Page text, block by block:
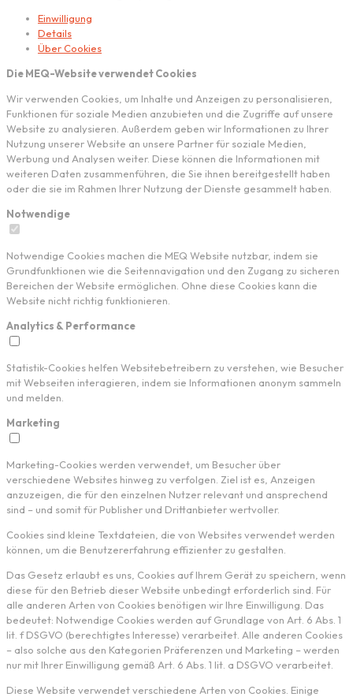
Einwilligung
Details
Über Cookies
Die MEQ-Website verwendet Cookies
Wir verwenden Cookies, um Inhalte und Anzeigen zu personalisieren,
Funktionen für soziale Medien anzubieten und die Zugriffe auf unsere
Website zu analysieren. Außerdem geben wir Informationen zu Ihrer
Nutzung unserer Website an unsere Partner für soziale Medien,
Werbung und Analysen weiter. Diese können die Informationen mit
weiteren Daten zusammenführen, die Sie ihnen bereitgestellt haben
oder die sie im Rahmen Ihrer Nutzung der Dienste gesammelt haben.
Notwendige
Notwendige Cookies machen die MEQ Website nutzbar, indem sie
Grundfunktionen wie die Seitennavigation und den Zugang zu sicheren
Bereichen der Website ermöglichen. Ohne diese Cookies kann die
Website nicht richtig funktionieren.
Analytics & Performance
Statistik-Cookies helfen Websitebetreibern zu verstehen, wie Besucher
mit Webseiten interagieren, indem sie Informationen anonym sammeln
und melden.
Marketing
Marketing-Cookies werden verwendet, um Besucher über
verschiedene Websites hinweg zu verfolgen. Ziel ist es, Anzeigen
anzuzeigen, die für den einzelnen Nutzer relevant und ansprechend
sind – und somit für Publisher und Drittanbieter wertvoller.
Cookies sind kleine Textdateien, die von Websites verwendet werden
können, um die Benutzererfahrung effizienter zu gestalten.
Das Gesetz erlaubt es uns, Cookies auf Ihrem Gerät zu speichern, wenn
diese für den Betrieb dieser Website unbedingt erforderlich sind. Für
alle anderen Arten von Cookies benötigen wir Ihre Einwilligung. Das
bedeutet: Notwendige Cookies werden auf Grundlage von Art. 6 Abs. 1
lit. f DSGVO (berechtigtes Interesse) verarbeitet. Alle anderen Cookies
– also solche aus den Kategorien Präferenzen und Marketing – werden
nur mit Ihrer Einwilligung gemäß Art. 6 Abs. 1 lit. a DSGVO verarbeitet.
Diese Website verwendet verschiedene Arten von Cookies. Einige